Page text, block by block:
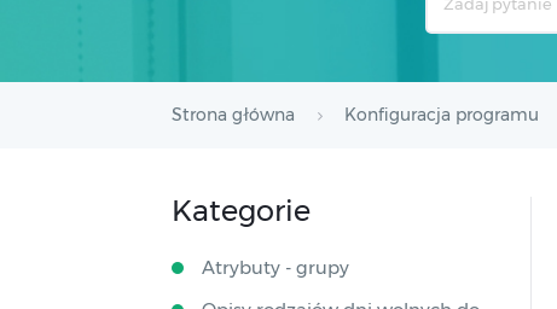
Strona główna Konfiguracja programu
Kategorie
Atrybuty - grupy